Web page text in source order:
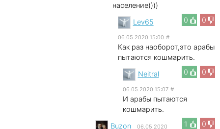
население))))
0
0
Lev65
06.05.2020 15:00 #
Как раз наоборот,это арабы
пытаются кошмарить.
0
0
Neitral
06.05.2020 15:07 #
И арабы пытаются
кошмарить.
1
0
Buzon 06.05.2020